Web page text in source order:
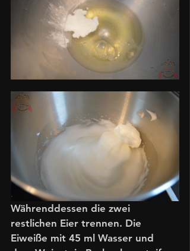
Währenddessen die zwei
restlichen Eier trennen. Die
Eiweiße mit 45 ml Wasser und